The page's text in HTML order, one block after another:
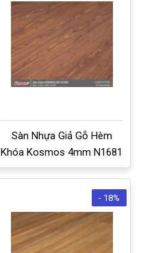
Sàn Nhựa Giả Gỗ Hèm
Khóa Kosmos 4mm N1681
- 18%